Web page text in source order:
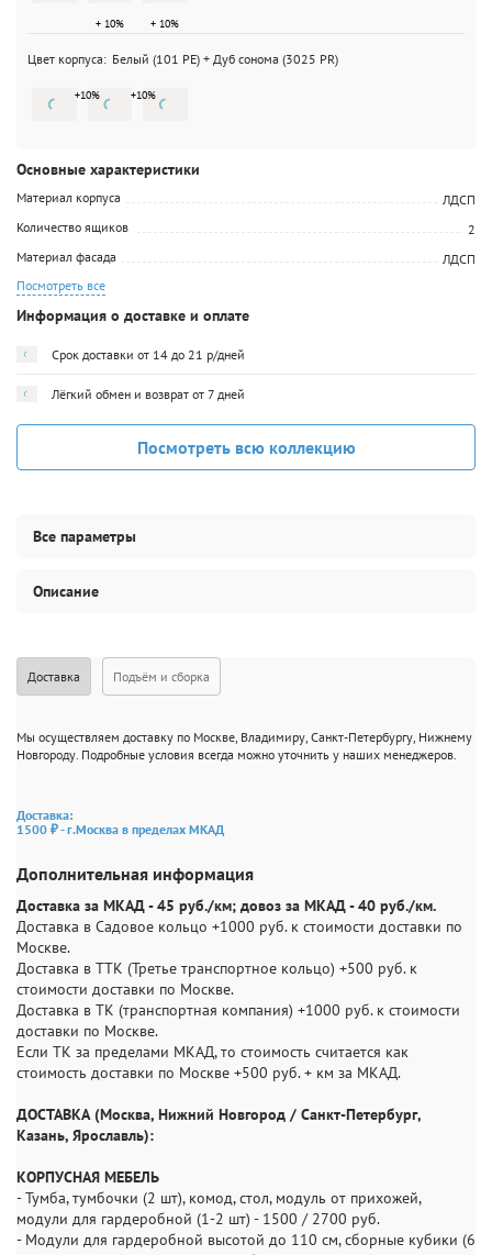
+ 10% + 10%
Цвет корпуса: Белый (101 PE) + Дуб сонома (3025 PR)
+10% +10%
Основные характеристики
Материал корпуса
ЛДСП
Количество ящиков
2
Материал фасада
ЛДСП
Посмотреть все
Информация о доставке и оплате
Срок доставки от 14 до 21 р/дней
Лёгкий обмен и возврат от 7 дней
Посмотреть всю коллекцию
Все параметры
Описание
Доставка Подъём и сборка
Мы осуществляем доставку по Москве, Владимиру, Санкт-Петербургу, Нижнему
Новгороду. Подробные условия всегда можно уточнить у наших менеджеров.
Доставка:
1500 ₽ - г.Москва в пределах МКАД
Дополнительная информация
Доставка за МКАД - 45 руб./км; довоз за МКАД - 40 руб./км.
Доставка в Садовое кольцо +1000 руб. к стоимости доставки по
Москве.
Доставка в ТТК (Третье транспортное кольцо) +500 руб. к
стоимости доставки по Москве.
Доставка в ТК (транспортная компания) +1000 руб. к стоимости
доставки по Москве.
Если ТК за пределами МКАД, то стоимость считается как
стоимость доставки по Москве +500 руб. + км за МКАД.
ДОСТАВКА (Москва, Нижний Новгород / Санкт-Петербург,
Казань, Ярославль):
КОРПУСНАЯ МЕБЕЛЬ
- Тумба, тумбочки (2 шт), комод, стол, модуль от прихожей,
модули для гардеробной (1-2 шт) - 1500 / 2700 руб.
- Модули для гардеробной высотой до 110 см, сборные кубики (6